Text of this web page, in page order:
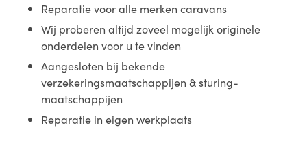
Reparatie voor alle merken caravans
Wij proberen altijd zoveel mogelijk originele
onderdelen voor u te vinden
Aangesloten bij bekende
verzekeringsmaatschappijen & sturing-
maatschappijen
Reparatie in eigen werkplaats